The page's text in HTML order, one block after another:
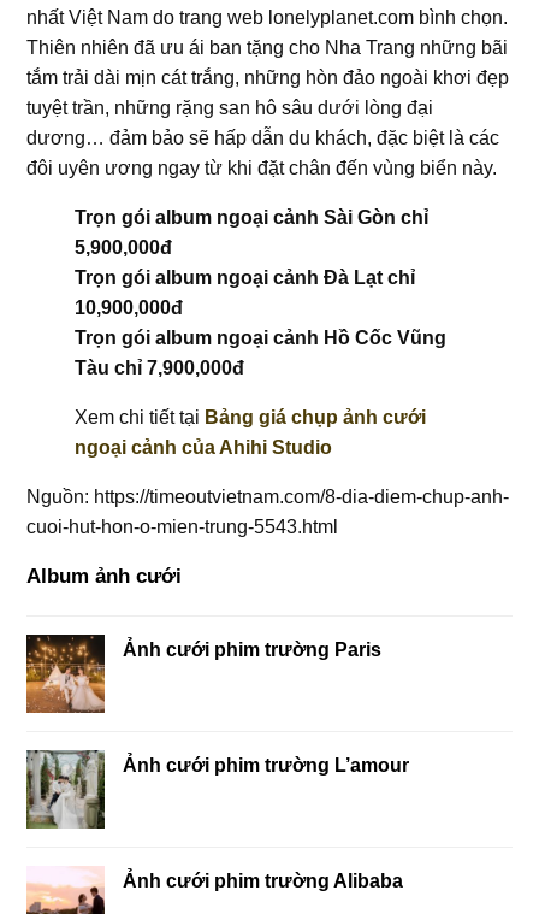
nhất Việt Nam do trang web lonelyplanet.com bình chọn.
Thiên nhiên đã ưu ái ban tặng cho Nha Trang những bãi
tắm trải dài mịn cát trắng, những hòn đảo ngoài khơi đẹp
tuyệt trần, những rặng san hô sâu dưới lòng đại
dương… đảm bảo sẽ hấp dẫn du khách, đặc biệt là các
đôi uyên ương ngay từ khi đặt chân đến vùng biển này.
Trọn gói album ngoại cảnh Sài Gòn chỉ
5,900,000đ
Trọn gói album ngoại cảnh Đà Lạt chỉ
10,900,000đ
Trọn gói album ngoại cảnh Hồ Cốc Vũng
Tàu chỉ 7,900,000đ
Xem chi tiết tại Bảng giá chụp ảnh cưới
ngoại cảnh của Ahihi Studio
Nguồn: https://timeoutvietnam.com/8-dia-diem-chup-anh-
cuoi-hut-hon-o-mien-trung-5543.html
Album ảnh cưới
Ảnh cưới phim trường Paris
Ảnh cưới phim trường L’amour
Ảnh cưới phim trường Alibaba